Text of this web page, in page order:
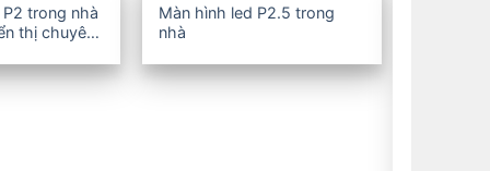
P2 trong nhà
thị chuyên
Màn hình led P2.5 trong
nhà